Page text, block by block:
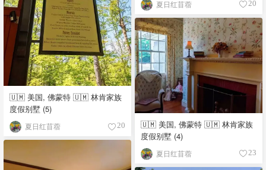
夏日红苜蓿 20
🇺🇲 美国, 佛蒙特 🇺🇲 林肯家族
度假别墅 (5)
夏日红苜蓿 20
🇺🇲 美国, 佛蒙特 🇺🇲 林肯家族
度假别墅 (4)
夏日红苜蓿 23